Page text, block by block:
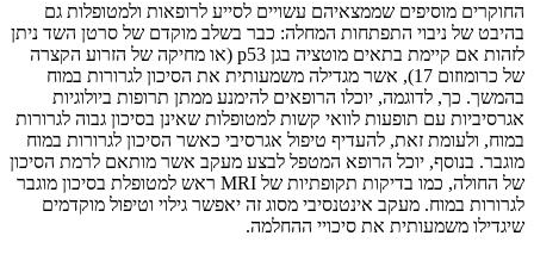
החוקרים מוסיפים שממצאיהם עשויים לסייע לרופאות ולמטופלות גם
בהיבט של ניבוי התפתחות המחלה: כבר בשלב מוקדם של סרטן השד ניתן
לזהות אם קיימת בתאים מוטציה בגן p53 (או מחיקה של הזרוע הקצרה
של כרומוזום 17), אשר מגדילה משמעותית את הסיכון לגרורות במוח
בהמשך. כך, לדוגמה, יוכלו הרופאים להימנע ממתן תרופות ביולוגיות
אגרסיביות עם תופעות לוואי קשות למטופלות שאינן בסיכון גבוה לגרורות
במוח, ולעומת זאת, להעדיף טיפול אגרסיבי כאשר הסיכון לגרורות במוח
מוגבר. בנוסף, יוכל הרופא המטפל לבצע מעקב אשר מותאם לרמת הסיכון
של החולה, כמו בדיקות תקופתיות של MRI ראש למטופלת בסיכון מוגבר
לגרורות במוח. מעקב אינטנסיבי מסוג זה יאפשר גילוי וטיפול מוקדמים
שיגדילו משמעותית את סיכויי ההחלמה.